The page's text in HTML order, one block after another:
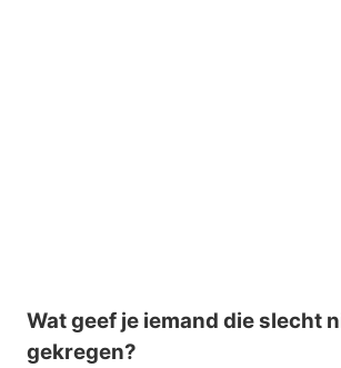
Wat geef je iemand die slecht
gekregen?